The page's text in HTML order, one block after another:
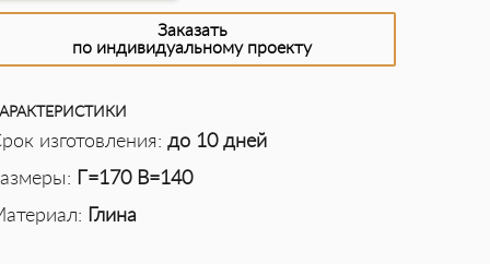
Заказать
по индивидуальному проекту
изготовления: до 10 дней
Г=170 В=140
Глина